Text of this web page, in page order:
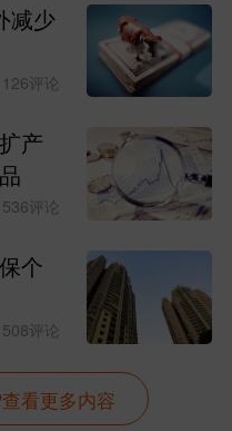
减少
评论
产
评论
个
508评论
看更多内容